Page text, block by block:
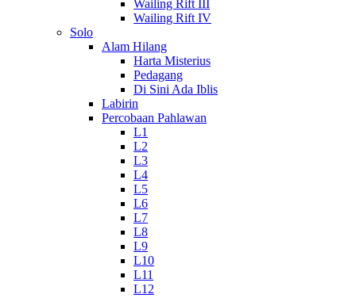
Wailing Rift III
Wailing Rift IV
Solo
Alam Hilang
Harta Misterius
Pedagang
Di Sini Ada Iblis
Labirin
Percobaan Pahlawan
L1
L2
L3
L4
L5
L6
L7
L8
L9
L10
L11
L12